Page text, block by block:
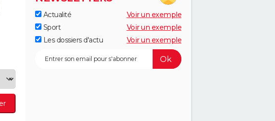
Actualité
Voir un exemple
Sport
Voir un exemple
Les dossiers d'actu
Voir un exemple